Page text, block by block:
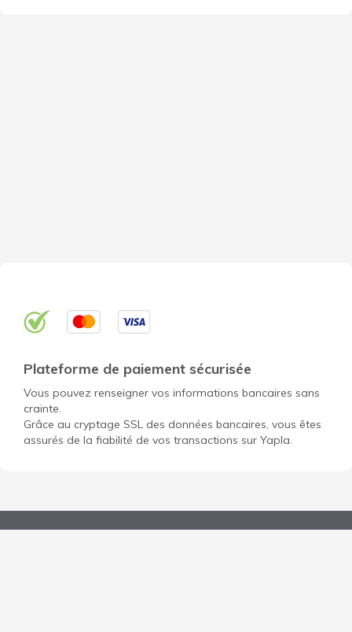
Plateforme de paiement sécurisée
Vous pouvez renseigner vos informations bancaires sans
crainte.
Grâce au cryptage SSL des données bancaires, vous êtes
assurés de la fiabilité de vos transactions sur Yapla.